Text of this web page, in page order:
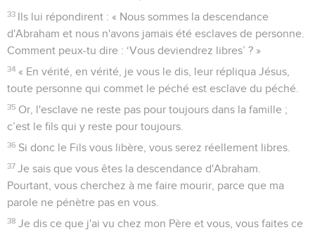
33 Ils lui répondirent : « Nous sommes la descendance
d'Abraham et nous n'avons jamais été esclaves de personne.
Comment peux-tu dire : ‘Vous deviendrez libres’ ? »
34 « En vérité, en vérité, je vous le dis, leur répliqua Jésus,
toute personne qui commet le péché est esclave du péché.
35 Or, l'esclave ne reste pas pour toujours dans la famille ;
c’est le fils qui y reste pour toujours.
36 Si donc le Fils vous libère, vous serez réellement libres.
37 Je sais que vous êtes la descendance d'Abraham.
Pourtant, vous cherchez à me faire mourir, parce que ma
parole ne pénètre pas en vous.
38 Je dis ce que j'ai vu chez mon Père et vous, vous faites ce